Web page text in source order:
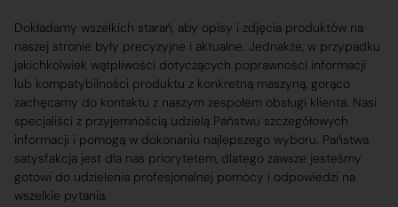
Dokładamy wszelkich starań, aby opisy i zdjęcia produktów na
naszej stronie były precyzyjne i aktualne. Jednakże, w przypadku
jakichkolwiek wątpliwości dotyczących poprawności informacji
lub kompatybilności produktu z konkretną maszyną, gorąco
zachęcamy do kontaktu z naszym zespołem obsługi klienta. Nasi
specjaliści z przyjemnością udzielą Państwu szczegółowych
informacji i pomogą w dokonaniu najlepszego wyboru. Państwa
satysfakcja jest dla nas priorytetem, dlatego zawsze jesteśmy
gotowi do udzielenia profesjonalnej pomocy i odpowiedzi na
wszelkie pytania.